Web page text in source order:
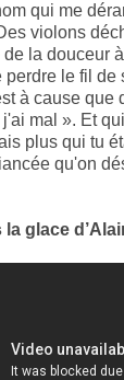
qui me
violons
de la douceur
perdre le fil
à cause que
mal ». Et
plus qui tu
qu'on
la glace